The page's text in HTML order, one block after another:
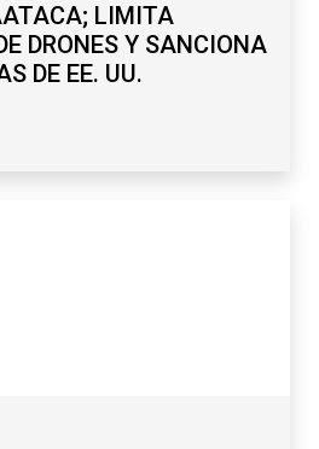
LIMITA
DRONES Y SANCIONA
DE EE. UU.